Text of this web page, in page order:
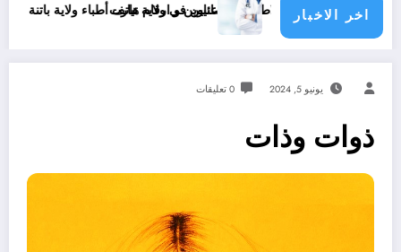
اخر الاخبار
هاتف الاطباء الاخصائيين في ولاية تيارتعناوين و ارقام هاتف أطباء ولاية باتنة .. عناوين وارقام
يونيو 5, 2024 0 تعليقات
ذوات وذات